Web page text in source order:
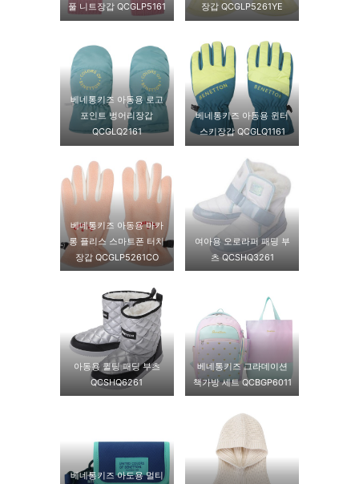
풀 니트장갑 QCGLP5161
장갑 QCGLP5261YE
베네통키즈 아동용 로고
포인트 벙어리장갑
QCGLQ2161
베네통키즈 아동용 윈터
스키장갑 QCGLQ1161
베네통키즈 아동용 마카
롱 플리스 스마트폰 터치
장갑 QCGLP5261CO
여아용 오로라퍼 패딩 부
츠 QCSHQ3261
아동용 퀼팅 패딩 부츠
QCSHQ6261
베네통키즈 그라데이션
책가방 세트 QCBGP6011
베네통키즈 아도용 멀티